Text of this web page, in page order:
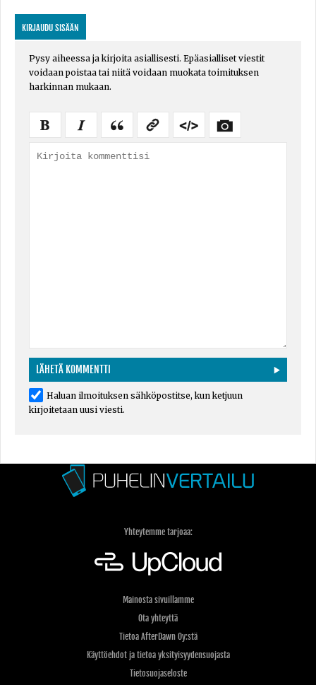
KIRJAUDU SISÄÄN
Pysy aiheessa ja kirjoita asiallisesti. Epäasialliset viestit
voidaan poistaa tai niitä voidaan muokata toimituksen
harkinnan mukaan.
Haluan ilmoituksen sähköpostitse, kun ketjuun
kirjoitetaan uusi viesti.
Yhteytemme tarjoaa:
Mainosta sivuillamme
Ota yhteyttä
Tietoa AfterDawn Oy:stä
Käyttöehdot ja tietoa yksityisyydensuojasta
Tietosuojaseloste